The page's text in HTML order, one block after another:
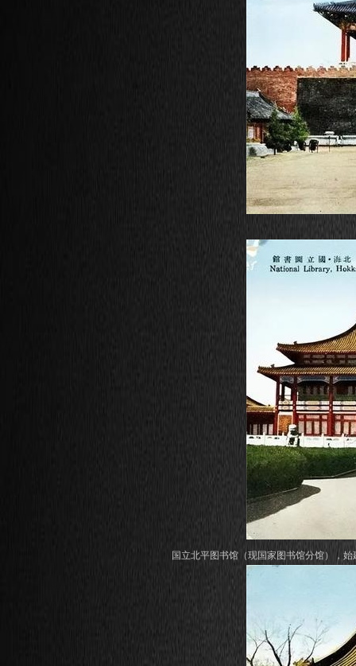
国立北平图书馆（现国家图书馆分馆），